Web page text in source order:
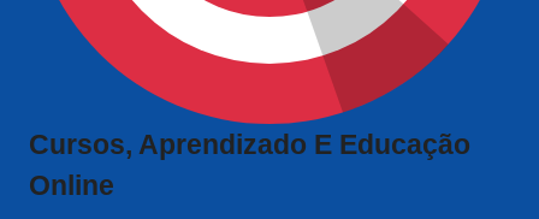
Cursos, Aprendizado E Educação
Online